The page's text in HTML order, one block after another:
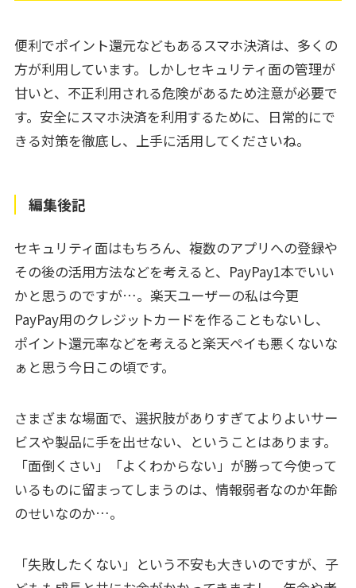
便利でポイント還元などもあるスマホ決済は、多くの
方が利用しています。しかしセキュリティ面の管理が
甘いと、不正利用される危険があるため注意が必要で
す。安全にスマホ決済を利用するために、日常的にで
きる対策を徹底し、上手に活用してくださいね。
編集後記
セキュリティ面はもちろん、複数のアプリへの登録や
その後の活用方法などを考えると、PayPay1本でいい
かと思うのですが…。楽天ユーザーの私は今更
PayPay用のクレジットカードを作ることもないし、
ポイント還元率などを考えると楽天ペイも悪くないな
ぁと思う今日この頃です。
さまざまな場面で、選択肢がありすぎてよりよいサー
ビスや製品に手を出せない、ということはあります。
「面倒くさい」「よくわからない」が勝って今使って
いるものに留まってしまうのは、情報弱者なのか年齢
のせいなのか…。
「失敗したくない」という不安も大きいのですが、子